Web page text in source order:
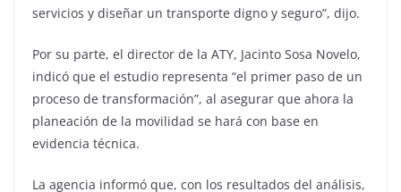
servicios y diseñar un transporte digno y seguro”, dijo.
Por su parte, el director de la ATY, Jacinto Sosa Novelo,
indicó que el estudio representa “el primer paso de un
proceso de transformación”, al asegurar que ahora la
planeación de la movilidad se hará con base en
evidencia técnica.
La agencia informó que, con los resultados del análisis,